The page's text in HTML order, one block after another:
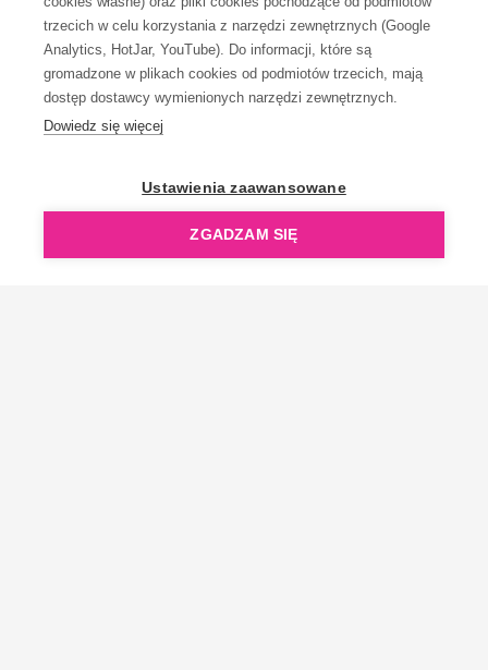
trzecich w celu korzystania z narzędzi zewnętrznych (Google
Analytics, HotJar, YouTube). Do informacji, które są
gromadzone w plikach cookies od podmiotów trzecich, mają
dostęp dostawcy wymienionych narzędzi zewnętrznych.
Dowiedz się więcej
Ustawienia zaawansowane
ZGADZAM SIĘ
OpenGift jest częścią ReflectGroup.